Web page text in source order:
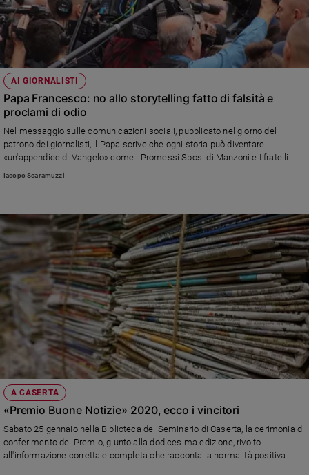
AI GIORNALISTI
Papa Francesco: no allo storytelling fatto di falsità e
proclami di odio
Nel messaggio sulle comunicazioni sociali, pubblicato nel giorno del
patrono dei giornalisti, il Papa scrive che ogni storia può diventare
«un'appendice di Vangelo» come i Promessi Sposi di Manzoni e I fratelli
Karamazov di Dostojevski
Iacopo Scaramuzzi
A CASERTA
«Premio Buone Notizie» 2020, ecco i vincitori
Sabato 25 gennaio nella Biblioteca del Seminario di Caserta, la cerimonia di
conferimento del Premio, giunto alla dodicesima edizione, rivolto
all'informazione corretta e completa che racconta la normalità positiva